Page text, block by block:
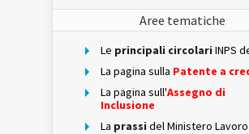
Aree tematiche
Le principali circolari INPS
La pagina sulla Patente a
La pagina sull'Assegno di
Inclusione
La prassi del Ministero Lavoro